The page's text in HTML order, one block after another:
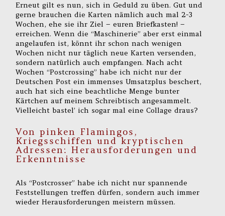
Erneut gilt es nun, sich in Geduld zu üben. Gut und
gerne brauchen die Karten nämlich auch mal 2-3
Wochen, ehe sie ihr Ziel – euren Briefkasten! –
erreichen. Wenn die “Maschinerie” aber erst einmal
angelaufen ist, könnt ihr schon nach wenigen
Wochen nicht nur täglich neue Karten versenden,
sondern natürlich auch empfangen. Nach acht
Wochen “Postcrossing” habe ich nicht nur der
Deutschen Post ein immenses Umsatzplus beschert,
auch hat sich eine beachtliche Menge bunter
Kärtchen auf meinem Schreibtisch angesammelt.
Vielleicht bastel’ ich sogar mal eine Collage draus?
Von pinken Flamingos,
Kriegsschiffen und kryptischen
Adressen: Herausforderungen und
Erkenntnisse
Als “Postcrosser” habe ich nicht nur spannende
Feststellungen treffen dürfen, sondern auch immer
wieder Herausforderungen meistern müssen.